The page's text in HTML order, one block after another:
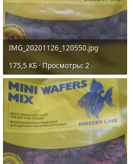
IMG_20201126_120550.jpg
175,5 КБ · Просмотры: 2